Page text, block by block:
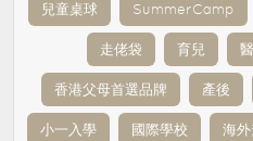
兒童桌球 SummerCamp
走佬袋 育兒
香港父母首選品牌 產後
小一入學 國際學校 海